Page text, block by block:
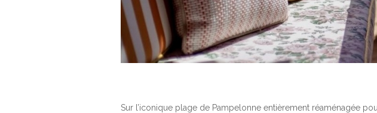
Sur l’iconique plage de Pampelonne entièrement réaménagée